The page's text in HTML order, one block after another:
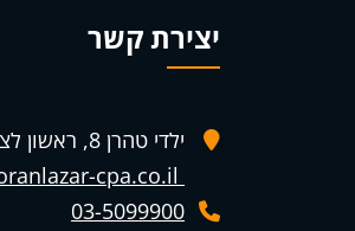
יצירת קשר
ילדי טהרן 8, ראשון לציון
03-5099900